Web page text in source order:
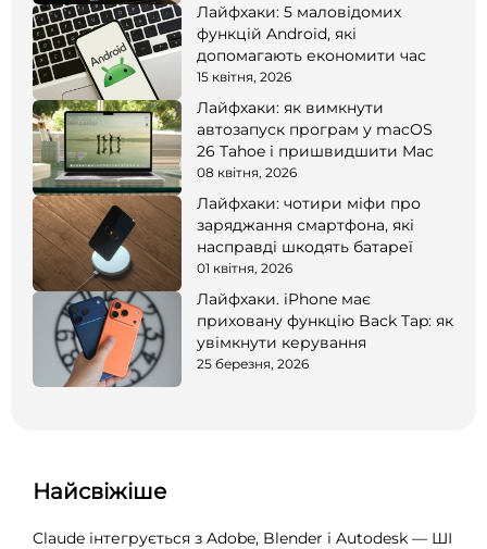
Лайфхаки: 5 маловідомих
функцій Android, які
допомагають економити час
15 квітня, 2026
Лайфхаки: як вимкнути
автозапуск програм у macOS
26 Tahoe і пришвидшити Mac
08 квітня, 2026
Лайфхаки: чотири міфи про
заряджання смартфона, які
насправді шкодять батареї
01 квітня, 2026
Лайфхаки. iPhone має
приховану функцію Back Tap: як
увімкнути керування
25 березня, 2026
Найсвіжіше
Claude інтегрується з Adobe, Blender і Autodesk — ШІ